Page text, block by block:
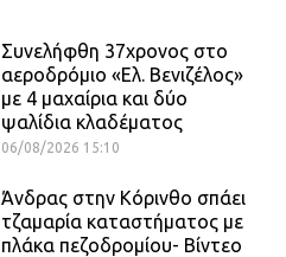
Συνελήφθη 37χρονος στο
αεροδρόμιο «Ελ. Βενιζέλος»
με 4 μαχαίρια και δύο
ψαλίδια κλαδέματος
06/08/2026 15:10
Άνδρας στην Κόρινθο σπάει
τζαμαρία καταστήματος με
πλάκα πεζοδρομίου- Βίντεο